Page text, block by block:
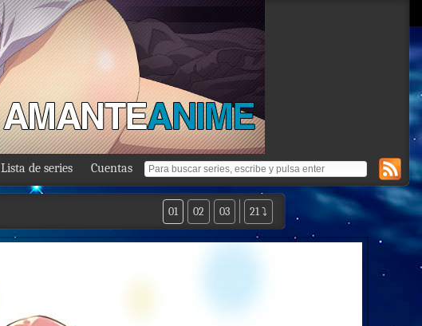
Lista de series Cuentas
21 ⤵
03
02
01